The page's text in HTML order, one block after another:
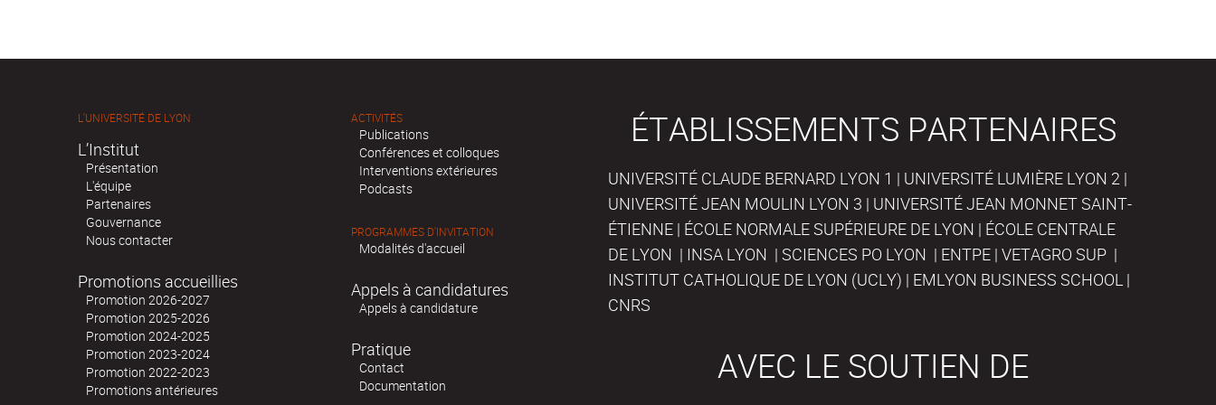
L'UNIVERSITÉ DE LYON
L’Institut
Présentation
L'équipe
Partenaires
Gouvernance
Nous contacter
Promotions accueillies
Promotion 2026-2027
Promotion 2025-2026
Promotion 2024-2025
Promotion 2023-2024
Promotion 2022-2023
Promotions antérieures
ACTIVITÉS
Publications
Conférences et colloques
Interventions extérieures
Podcasts
PROGRAMMES D'INVITATION
Modalités d'accueil
Appels à candidatures
Appels à candidature
Pratique
Contact
Documentation
ÉTABLISSEMENTS PARTENAIRES
UNIVERSITÉ CLAUDE BERNARD LYON 1 | UNIVERSITÉ LUMIÈRE LYON 2 |
UNIVERSITÉ JEAN MOULIN LYON 3 | UNIVERSITÉ JEAN MONNET SAINT-
ÉTIENNE | ÉCOLE NORMALE SUPÉRIEURE DE LYON | ÉCOLE CENTRALE
DE LYON | INSA LYON | SCIENCES PO LYON | ENTPE | VETAGRO SUP |
INSTITUT CATHOLIQUE DE LYON (UCLY) | EMLYON BUSINESS SCHOOL |
CNRS
AVEC LE SOUTIEN DE